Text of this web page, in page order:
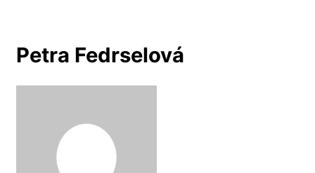
Petra Fedrselová